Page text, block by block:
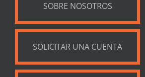
SOBRE NOSOTROS
SOLICITAR UNA CUENTA